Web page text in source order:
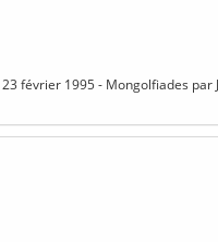
février 1995 - Mongolfiades par